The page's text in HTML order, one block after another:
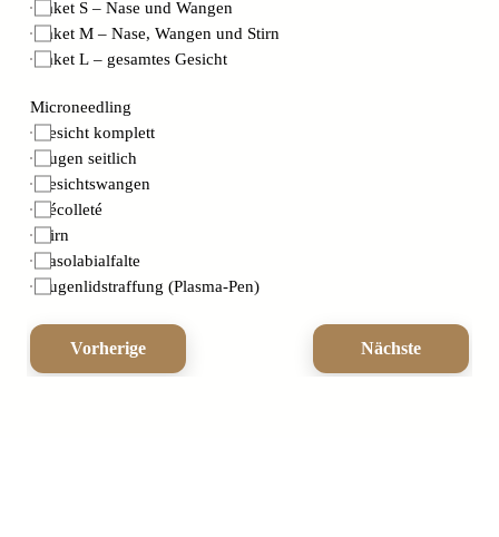
Paket S – Nase und Wangen
Paket M – Nase, Wangen und Stirn
Paket L – gesamtes Gesicht
Microneedling
Gesicht komplett
Augen seitlich
Gesichtswangen
Décolleté
Stirn
Nasolabialfalte
Augenlidstraffung (Plasma-Pen)
Vorherige Nächste